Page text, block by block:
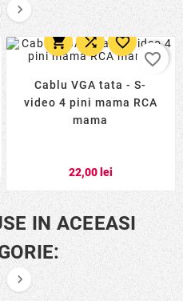

  
Cablu VGA tata - S-
video 4 pini mama RCA
mama
22,00 lei
favorite_border
IN ACEEASI
